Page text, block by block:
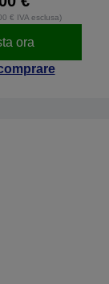
€ IVA esclusa)
ora